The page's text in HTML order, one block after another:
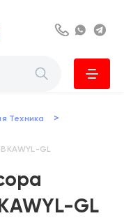
8 800 222 63
Техника >
GL
GL